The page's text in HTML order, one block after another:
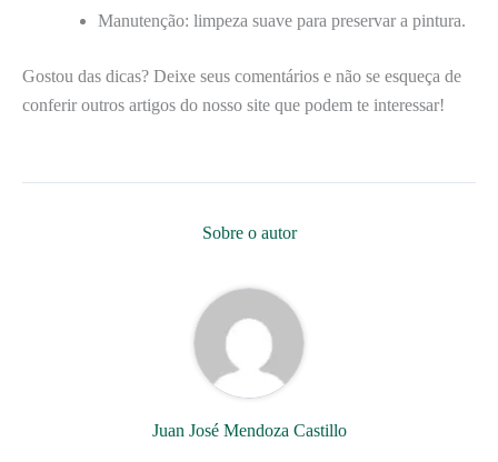
Manutenção: limpeza suave para preservar a pintura.
Gostou das dicas? Deixe seus comentários e não se esqueça de
conferir outros artigos do nosso site que podem te interessar!
Sobre o autor
Juan José Mendoza Castillo